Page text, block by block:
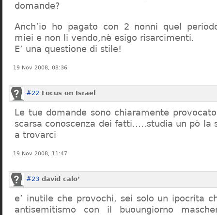
domande?
Anch’io ho pagato con 2 nonni quel
miei e non li vendo,nè esigo risarcimenti.
E’ una questione di stile!
19 Nov 2008, 08:36
#22 Focus on Israel
Le tue domande sono chiaramente
scarsa conoscenza dei fatti…..studia un pò la
a trovarci
19 Nov 2008, 11:47
#23 david calo’
e’ inutile che provochi, sei solo un ipocrita
antisemitismo con il buoungiorno